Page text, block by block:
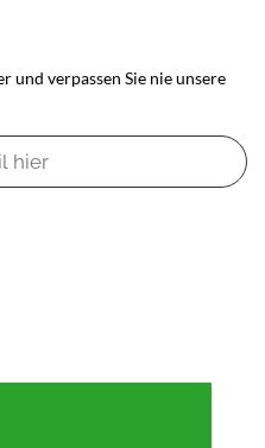
und verpassen Sie nie unsere